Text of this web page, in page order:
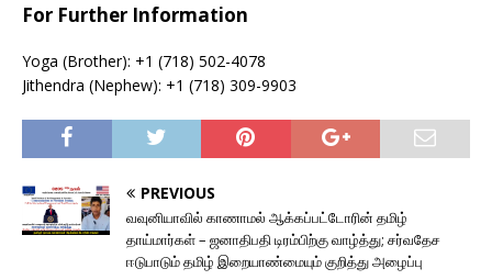
For Further Information
Yoga (Brother): +1 (718) 502-4078
Jithendra (Nephew): +1 (718) 309-9903
PREVIOUS
வவுனியாவில் காணாமல் ஆக்கப்பட்டோரின் தமிழ்
தாய்மார்கள் – ஜனாதிபதி டிரம்பிற்கு வாழ்த்து; சர்வதேச
ஈடுபாடும் தமிழ் இறையாண்மையும் குறித்து அழைப்பு